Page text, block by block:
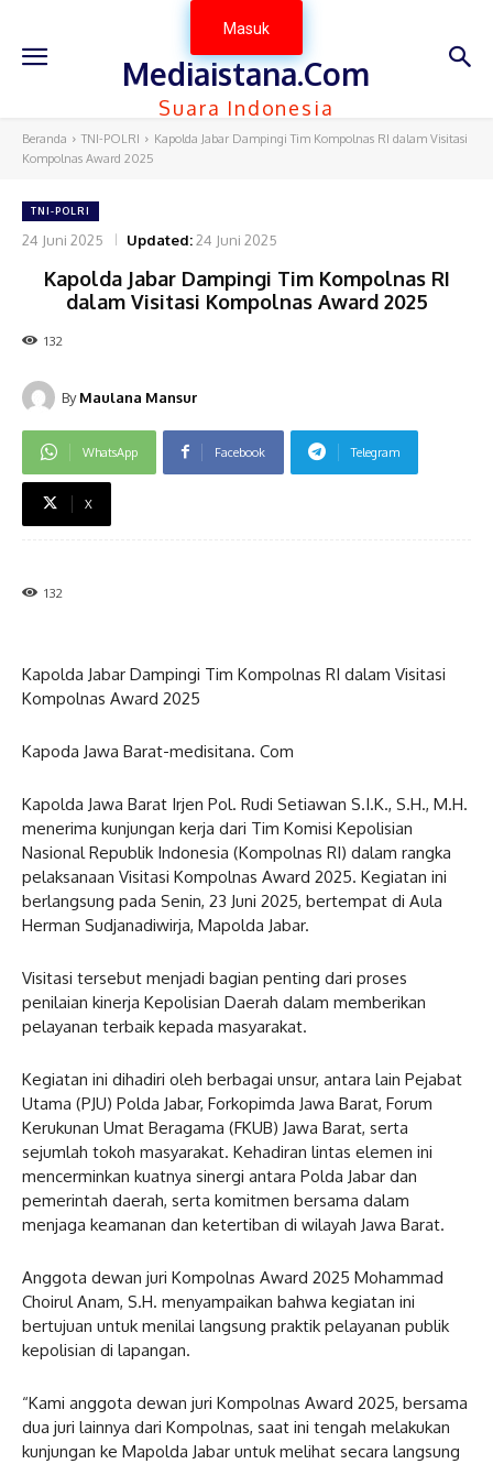
Masuk
Mediaistana.Com
Suara Indonesia
Beranda TNI-POLRI
Kapolda Jabar Dampingi Tim Kompolnas RI dalam Visitasi
Kompolnas Award 2025
TNI-POLRI
24 Juni 2025 Updated:24 Juni 2025
Kapolda Jabar Dampingi Tim Kompolnas RI
dalam Visitasi Kompolnas Award 2025
132
By Maulana Mansur
WhatsApp Facebook Telegram
X
132
Kapolda Jabar Dampingi Tim Kompolnas RI dalam Visitasi
Kompolnas Award 2025
Kapoda Jawa Barat-medisitana. Com
Kapolda Jawa Barat Irjen Pol. Rudi Setiawan S.I.K., S.H., M.H.
menerima kunjungan kerja dari Tim Komisi Kepolisian
Nasional Republik Indonesia (Kompolnas RI) dalam rangka
pelaksanaan Visitasi Kompolnas Award 2025. Kegiatan ini
berlangsung pada Senin, 23 Juni 2025, bertempat di Aula
Herman Sudjanadiwirja, Mapolda Jabar.
Visitasi tersebut menjadi bagian penting dari proses
penilaian kinerja Kepolisian Daerah dalam memberikan
pelayanan terbaik kepada masyarakat.
Kegiatan ini dihadiri oleh berbagai unsur, antara lain Pejabat
Utama (PJU) Polda Jabar, Forkopimda Jawa Barat, Forum
Kerukunan Umat Beragama (FKUB) Jawa Barat, serta
sejumlah tokoh masyarakat. Kehadiran lintas elemen ini
mencerminkan kuatnya sinergi antara Polda Jabar dan
pemerintah daerah, serta komitmen bersama dalam
menjaga keamanan dan ketertiban di wilayah Jawa Barat.
Anggota dewan juri Kompolnas Award 2025 Mohammad
Choirul Anam, S.H. menyampaikan bahwa kegiatan ini
bertujuan untuk menilai langsung praktik pelayanan publik
kepolisian di lapangan.
“Kami anggota dewan juri Kompolnas Award 2025, bersama
dua juri lainnya dari Kompolnas, saat ini tengah melakukan
kunjungan ke Mapolda Jabar untuk melihat secara langsung